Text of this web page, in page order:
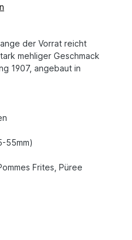
der Vorrat reicht
mehliger Geschmack
1907, angebaut in
55mm)
Frites, Püree